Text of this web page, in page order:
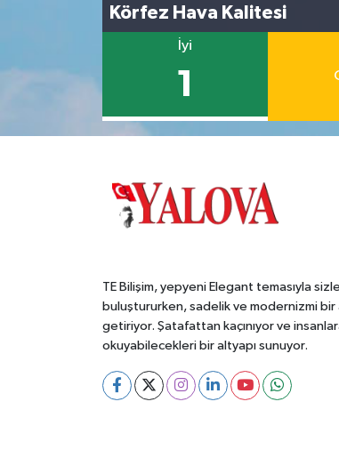
Körfez Hava Kalitesi
İyi
1
TE Bilişim, yepyeni Elegant temasıyla
buluştururken, sadelik ve modernizmi bir
getiriyor. Şatafattan kaçınıyor ve
okuyabilecekleri bir altyapı sunuyor.